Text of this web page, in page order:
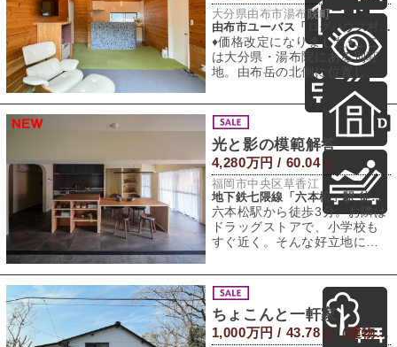
大分県由布市湯布院町
由布市ユーバス「ログハウス村入口」停 徒歩4分
♦︎価格改定になりました♦︎ここ
は大分県・湯布院にある別荘
地。由布岳の北側に位置し、
なだらかな丘陵が連なる高原
にあります
光と影の模範解答
4,280万円 / 60.04㎡
福岡市中央区草香江
地下鉄七隈線「六本松」駅 徒歩3分
六本松駅から徒歩3分。お隣は
ドラッグストアで、小学校も
すぐ近く。そんな好立地に建
リノベーション
ちょこんと一軒家
1,000万円 / 43.78㎡（建物） 394.84㎡（敷地）